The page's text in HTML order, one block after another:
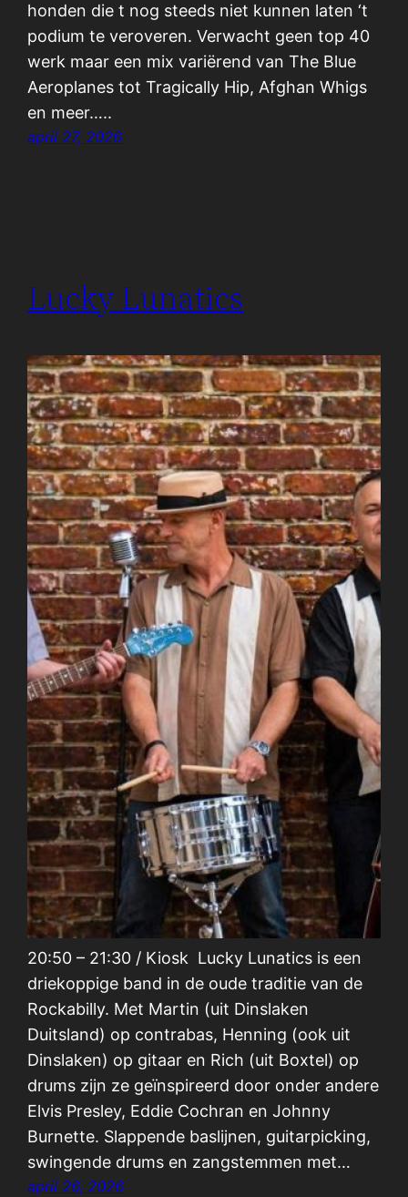
honden die t nog steeds niet kunnen laten ‘t
podium te veroveren. Verwacht geen top 40
werk maar een mix variërend van The Blue
Aeroplanes tot Tragically Hip, Afghan Whigs
en meer…..
april 27, 2026
Lucky Lunatics
20:50 – 21:30 / Kiosk Lucky Lunatics is een
driekoppige band in de oude traditie van de
Rockabilly. Met Martin (uit Dinslaken
Duitsland) op contrabas, Henning (ook uit
Dinslaken) op gitaar en Rich (uit Boxtel) op
drums zijn ze geïnspireerd door onder andere
Elvis Presley, Eddie Cochran en Johnny
Burnette. Slappende baslijnen, guitarpicking,
swingende drums en zangstemmen met…
april 26, 2026